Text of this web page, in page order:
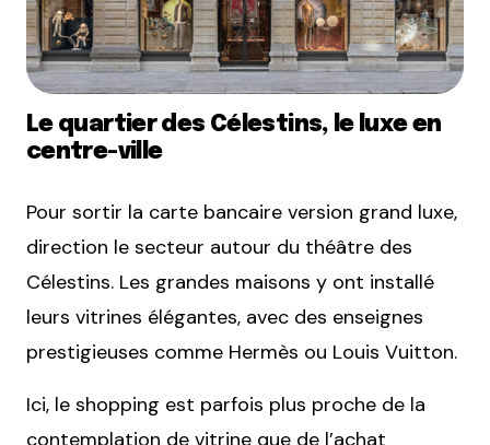
Le quartier des Célestins, le luxe en
centre-ville
Pour sortir la carte bancaire version grand luxe,
direction le secteur autour du théâtre des
Célestins. Les grandes maisons y ont installé
leurs vitrines élégantes, avec des enseignes
prestigieuses comme Hermès ou Louis Vuitton.
Ici, le shopping est parfois plus proche de la